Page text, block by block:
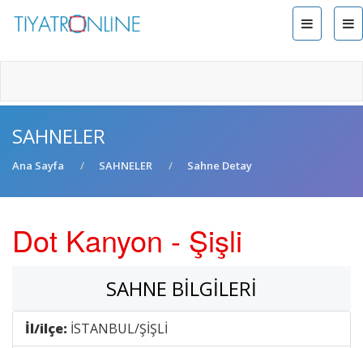
SAHNELER
Ana Sayfa SAHNELER Sahne Detay
Dot Kanyon - Şişli
SAHNE BILGILERI
İl/ilçe: İSTANBUL/ŞİŞLİ